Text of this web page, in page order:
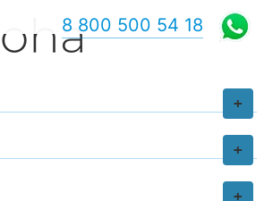
+
+
+
8 800 500 54 18